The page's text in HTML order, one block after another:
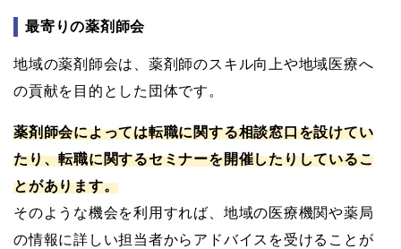
最寄りの薬剤師会
地域の薬剤師会は、薬剤師のスキル向上や地域医療へ
の貢献を目的とした団体です。
薬剤師会によっては転職に関する相談窓口を設けてい
たり、転職に関するセミナーを開催したりしているこ
とがあります。
そのような機会を利用すれば、地域の医療機関や薬局
の情報に詳しい担当者からアドバイスを受けることが